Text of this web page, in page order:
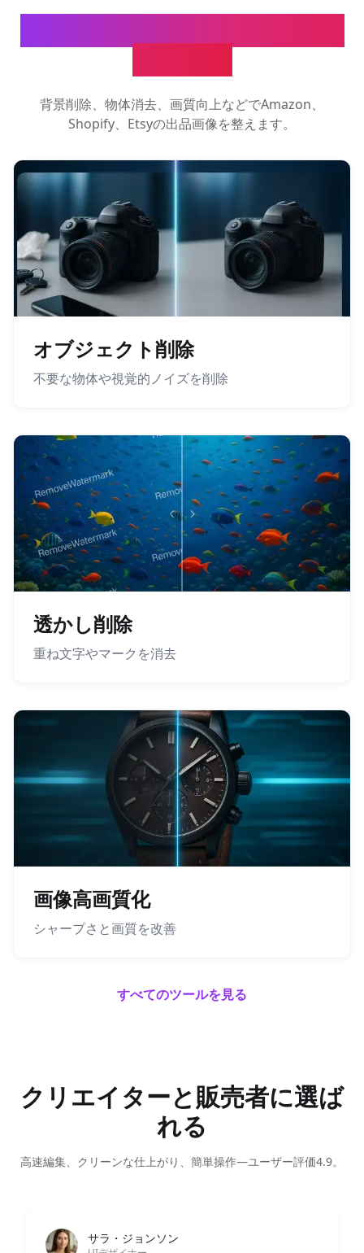
背景削除、物体消去、画質向上などでAmazon、
Shopify、Etsyの出品画像を整えます。
オブジェクト削除
不要な物体や視覚的ノイズを削除
透かし削除
重ね文字やマークを消去
画像高画質化
シャープさと画質を改善
すべてのツールを見る
クリエイターと販売者に選ば
れる
高速編集、クリーンな仕上がり、簡単操作—ユーザー評価4.9。
アハマド・ウィジャヤ